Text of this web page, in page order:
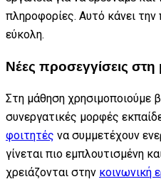
πληροφορίες. Αυτό κάνει
εύκολη.
Νέες προσεγγίσεις
Στη μάθηση χρησιμοποιούμε
συνεργατικές μορφές
φοιτητές να συμμετέχουν
γίνεται πιο εμπλουτισμένη
χρειάζονται στην κοινωνική